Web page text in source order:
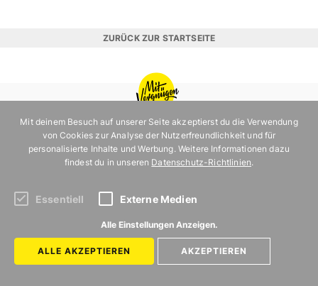
ZURÜCK ZUR STARTSEITE
MIT
VERGNÜGEN
MÜNCHEN
Kategorien
AUSFLUG
AUSGEHEN
UNTERHALTUNG
Uns gibt es in
BERLIN
KÖLN
REISE
Mit deinem Besuch auf unserer Seite akzeptierst du die Verwendung
von Cookies zur Analyse der Nutzerfreundlichkeit und für
personalisierte Inhalte und Werbung. Weitere Informationen dazu
findest du in unseren Datenschutz-Richtlinien.
Essentiell Externe Medien
Alle Einstellungen Anzeigen.
ALLE AKZEPTIEREN AKZEPTIEREN